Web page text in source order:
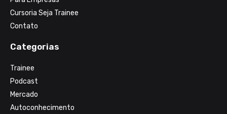
Cursoria Seja Trainee
Contato
Categorias
Trainee
Podcast
Mercado
Autoconhecimento